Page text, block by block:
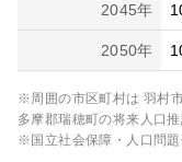
2045年
2050年
※周囲の市区町村は 羽村
多摩郡瑞穂町の将来人口推
※国立社会保障・人口問題